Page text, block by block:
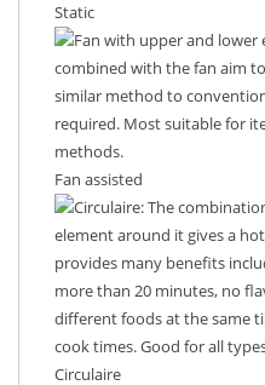
Static
Fan assisted
Circulaire